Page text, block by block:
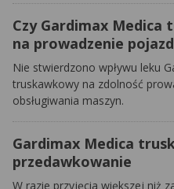
Czy Gardimax Medica
na prowadzenie
Nie stwierdzono wpływu leku
truskawkowy na zdolność
obsługiwania maszyn.
Gardimax Medica
przedawkowanie
W razie przyjęcia większej niż